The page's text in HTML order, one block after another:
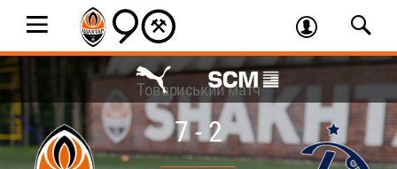
Товариський матч
7 - 2